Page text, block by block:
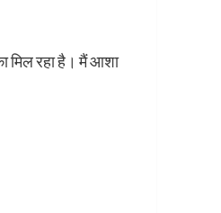
मिल रहा है। मैं आशा